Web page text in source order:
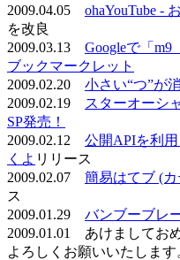
2009.04.05 ohaYouTube -
を改良
2009.03.13 Googleで「
ブックマークレット
2009.02.20 小さい“つ”が
2009.02.19
スターオーシ
SP発売！
2009.02.12 公開APIを利
くよ リリース
2009.02.07 簡易はてブ (
ス
2009.01.29 バンブーブレ
2009.01.01 あけましてお
よろしくお願いいたします